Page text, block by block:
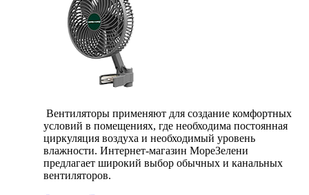
Вентиляторы применяют для создание комфортных
условий в помещениях, где необходима постоянная
циркуляция воздуха и необходимый уровень
влажности. Интернет-магазин МореЗелени
предлагает широкий выбор обычных и канальных
вентиляторов.